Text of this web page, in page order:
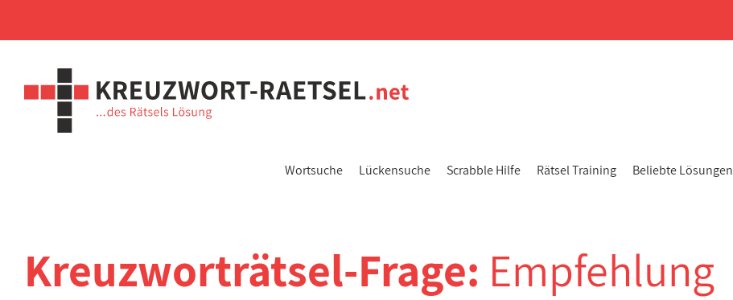
Wortsuche Lückensuche Scrabble Hilfe Rätsel Training Beliebte Lösungen
Kreuzworträtsel-Frage: Empfehlung